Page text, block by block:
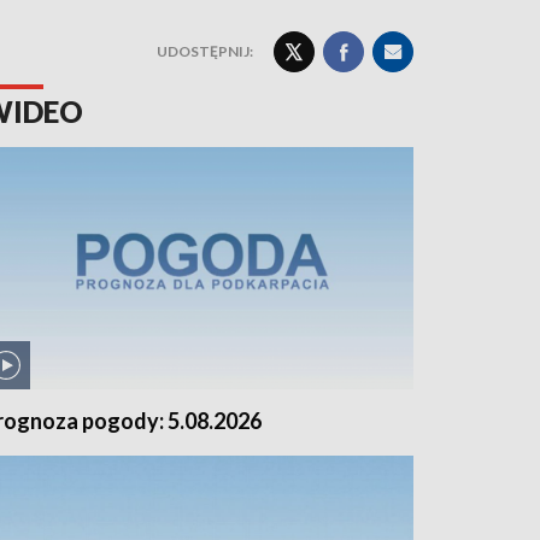
UDOSTĘPNIJ:
pogody: 5.08.2026